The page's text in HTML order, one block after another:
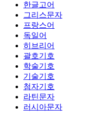
한글고어
그리스문자
프랑스어
독일어
히브리어
괄호기호
학술기호
기술기호
첨자기호
라틴문자
러시아문자